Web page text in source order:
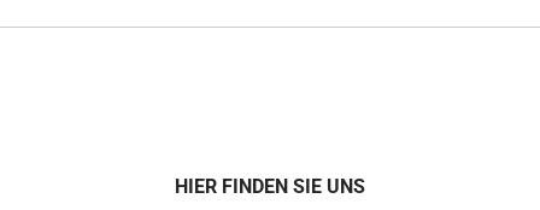
HIER FINDEN SIE UNS